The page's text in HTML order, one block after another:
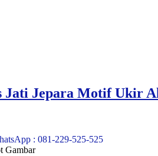
Jati Jepara Motif Ukir
: 081-229-525-525
Gambar